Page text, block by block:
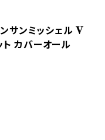
サンミッシェル V
ト カバーオール